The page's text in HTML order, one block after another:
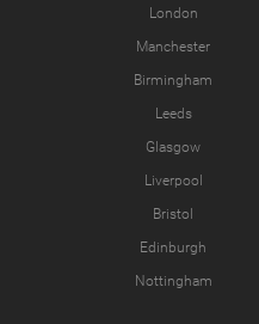
London
Manchester
Birmingham
Leeds
Glasgow
Liverpool
Bristol
Edinburgh
Nottingham